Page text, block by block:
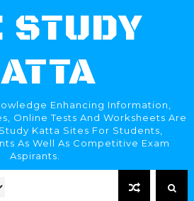
STUDY
Enhancing Information,
Online Tests And Worksheets Are
Katta Sites For Students,
As Well As Competitive Exam
Aspirants.